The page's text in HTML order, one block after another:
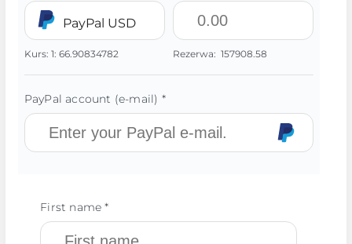
PayPal USD
Kurs: 1: 66.90834782 Rezerwa: 157908.58
PayPal account (e-mail) *
First name *